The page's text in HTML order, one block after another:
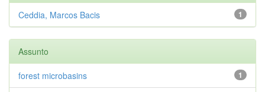
1
Ceddia, Marcos Bacis
Assunto
1
forest microbasins